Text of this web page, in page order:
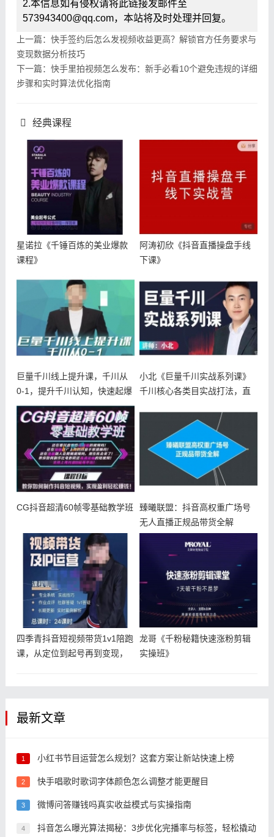
2.本信息如有侵权请将此链接发邮件至
573943400@qq.com，本站将及时处理并回复。
上一篇：快手签约后怎么发视频收益更高？解锁官方任务要求与
变现数据分析技巧
下一篇：快手里拍视频怎么发布：新手必看10个避免违规的详细
步骤和实时算法优化指南
经典课程
星诺拉《千锤百炼的美业爆款
课程》
阿涛初欣《抖音直播操盘手线
下课》
巨量千川线上提升课，千川从
0-1，提升千川认知，快速起爆
新老
小北《巨量千川实战系列课》
千川核心各类目实战打法，直
CG抖音超清60帧零基础教学班
臻曦联盟：抖音高权重广场号
无人直播正规品带货全解
四季青抖音短视频带货1v1陪跑
课，从定位到起号再到变现，
龙哥《千粉秘籍快速涨粉剪辑
实操班》
最新文章
1 小红书节目运营怎么规划？这套方案让新站快速上榜
2 快手唱歌时歌词字体颜色怎么调整才能更醒目
3 微博问答赚钱吗真实收益模式与实操指南
4
抖音怎么曝光算法揭秘：3步优化完播率与标签，轻松撬动